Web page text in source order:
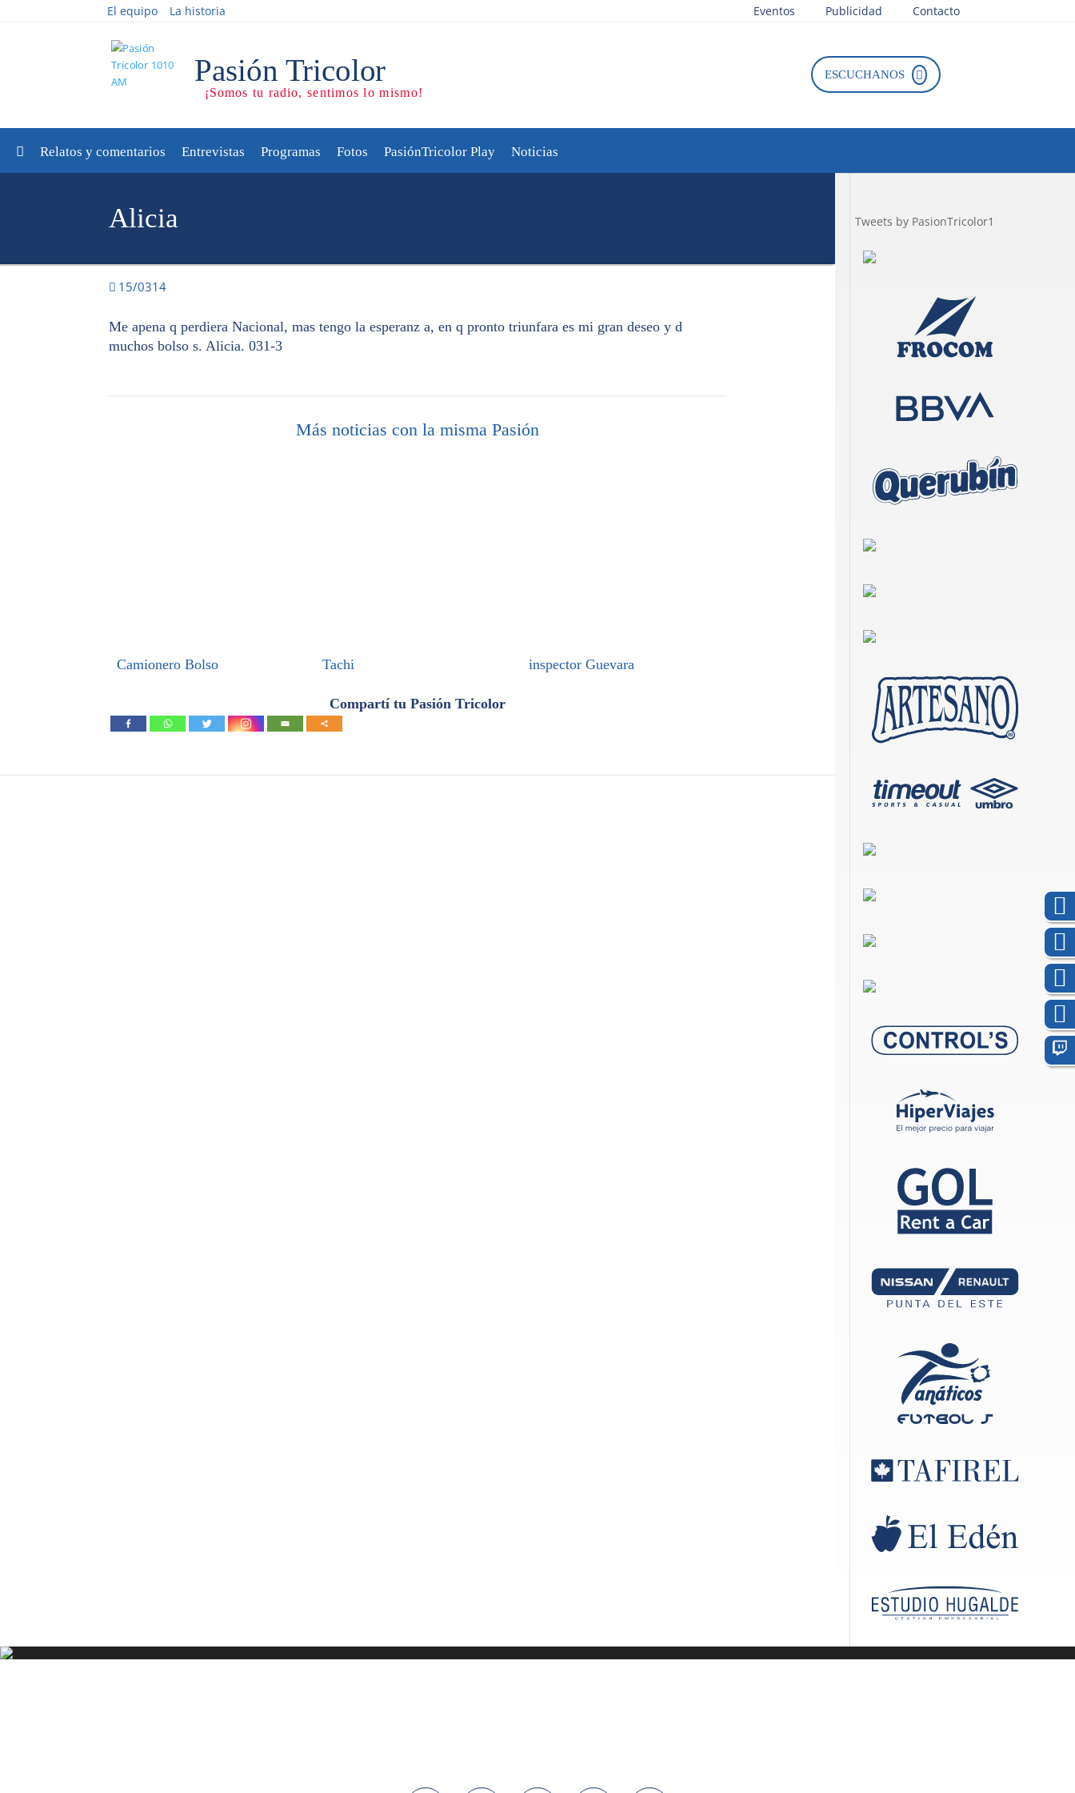
El equipo La historia Eventos Publicidad Contacto
ESCUCHANOS
Relatos y comentarios Entrevistas Programas Fotos PasiónTricolor Play Noticias
Alicia
15/0314
Me apena q perdiera Nacional, mas tengo la esperanz a, en q pronto triunfara es mi gran deseo y d
muchos bolso s. Alicia. 031-3
Más noticias con la misma Pasión
Camionero Bolso Tachi inspector Guevara
Compartí tu Pasión Tricolor
Tweets by PasionTricolor1